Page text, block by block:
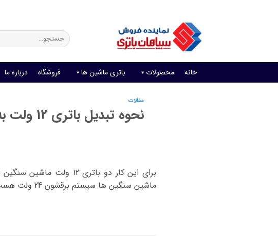
جستجو
برای:
خانه محصولات باتری ماشین ها فروشگاه درباره ما
مقالات
نحوه تبدیل باتری 12 ولت به 24 ولت در ماشین سنگین
ماشین سنگین ها سیستم برقشون 24 ولت هست.